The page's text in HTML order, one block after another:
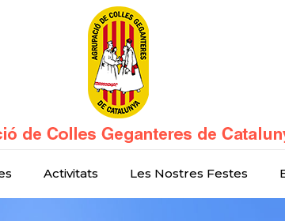
Activitats Les Nostres Festes